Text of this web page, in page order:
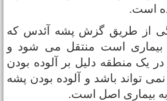
است.
از طریق گزش پشه آئدس که
است منتقل می شود و
منطقه دلیل بر آلوده بودن
تواند باشد و آلوده بودن پشه
بیماری اصل است.